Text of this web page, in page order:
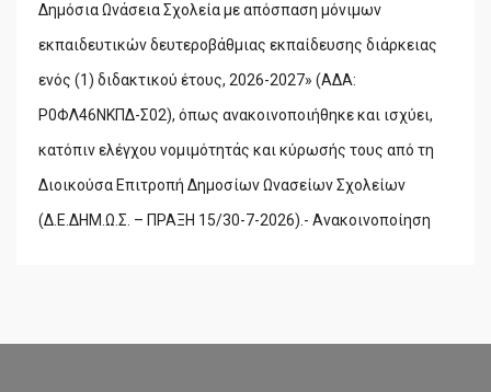
Δημόσια Ωνάσεια Σχολεία με απόσπαση μόνιμων
εκπαιδευτικών δευτεροβάθμιας εκπαίδευσης διάρκειας
ενός (1) διδακτικού έτους, 2026-2027» (ΑΔΑ:
Ρ0ΦΛ46ΝΚΠΔ-Σ02), όπως ανακοινοποιήθηκε και ισχύει,
κατόπιν ελέγχου νομιμότητάς και κύρωσής τους από τη
Διοικούσα Επιτροπή Δημοσίων Ωνασείων Σχολείων
(Δ.Ε.ΔΗΜ.Ω.Σ. – ΠΡΑΞΗ 15/30-7-2026).- Ανακοινοποίηση